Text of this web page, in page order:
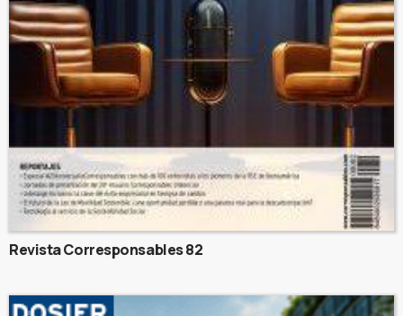
Revista Corresponsables 82